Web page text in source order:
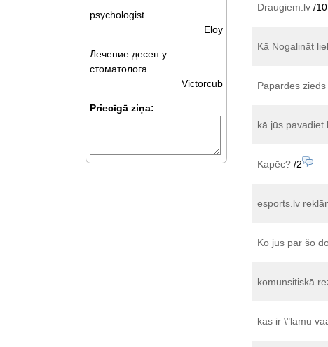
Draugiem.lv/
Kā Nogalināt
Papardes zieds
kā jūs pavadiet
Kapēc?/2
esports.lv
Ko jūs par šo
komunsitiskā
kas ir \"lamu
psychologist
Eloy
Лечение десен у
стоматолога
Victorcub
Priecīgā ziņa: